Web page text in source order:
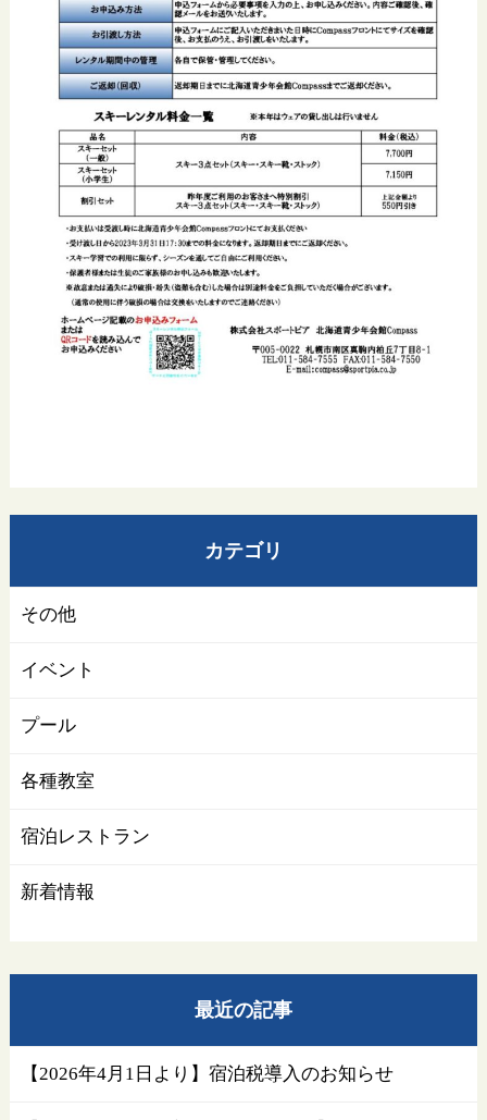
カテゴリ
その他
イベント
プール
各種教室
宿泊レストラン
新着情報
最近の記事
【2026年4月1日より】宿泊税導入のお知らせ